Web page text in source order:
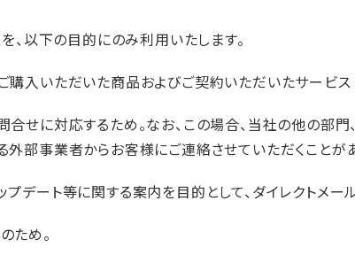
、以下の目的にのみ利用いたします。
入いただいた商品およびご契約いただいたサービス（
合せに対応するため。なお、この場合、当社の他の
外部事業者からお客様にご連絡させていただくことが
デート等に関する案内を目的として、ダイレクトメー
ため。